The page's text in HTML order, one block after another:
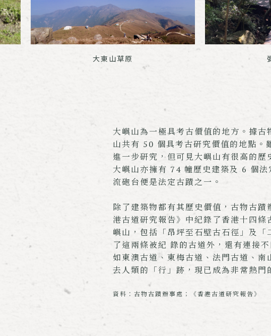
大東山草原
大嶼山為一極具考古價值的地方。據古
山共有 50 個具考古研究價值的地點。
進一步研究，但可見大嶼山有很高的歷
大嶼山亦擁有 74 幢歷史建築及 6 個法
流砲台便是法定古蹟之一。
除了建築物都有其歷史價值，古物古
港古道研究報告》中紀錄了香港十四條
嶼山，包括「昂坪至石壁古石徑」及「
了這兩條被紀 錄的古道外，還有連接
如東澳古道、東梅古道、法門古道、南
去人類的「行」跡，現已成為非常熱門
資料：古物古蹟辦事處；《香港古道研究報告》